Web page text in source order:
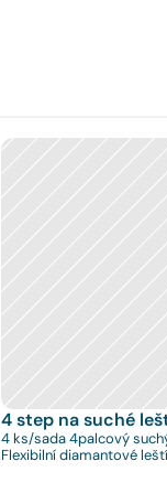
4 step na suché
4 ks/sada 4palcový
Flexibilní diamantové